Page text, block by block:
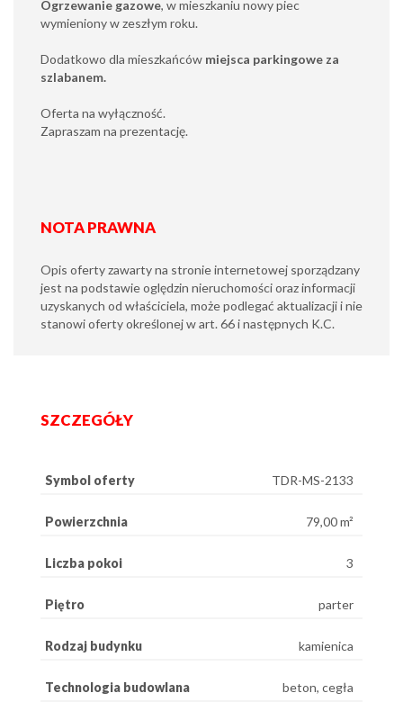
Ogrzewanie gazowe, w mieszkaniu nowy piec
wymieniony w zeszłym roku.
Dodatkowo dla mieszkańców miejsca parkingowe za
szlabanem.
Oferta na wyłączność.
Zapraszam na prezentację.
NOTA PRAWNA
Opis oferty zawarty na stronie internetowej sporządzany
jest na podstawie oględzin nieruchomości oraz informacji
uzyskanych od właściciela, może podlegać aktualizacji i nie
stanowi oferty określonej w art. 66 i następnych K.C.
SZCZEGÓŁY
Symbol oferty TDR-MS-2133
Powierzchnia 79,00 m²
Liczba pokoi 3
Piętro parter
Rodzaj budynku kamienica
Technologia budowlana beton, cegła